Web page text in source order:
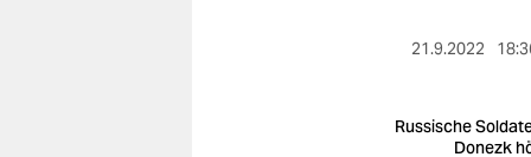
21.9.2022
Russische
Donezk